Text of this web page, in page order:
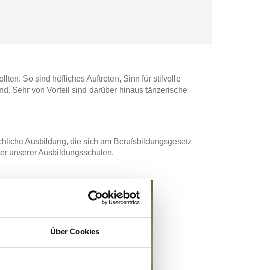
Über Cookies
So sind höfliches Auftreten, Sinn für stilvolle
Sehr von Vorteil sind darüber hinaus tänzerische
Ausbildung, die sich am Berufsbildungsgesetz
unserer Ausbildungsschulen.